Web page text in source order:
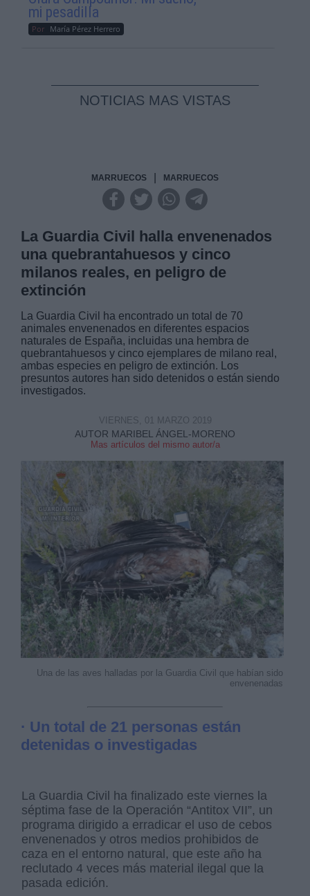
mi pesadilla
Por María Pérez Herrero
NOTICIAS MAS VISTAS
MARRUECOS MARRUECOS
La Guardia Civil halla envenenados
una quebrantahuesos y cinco
milanos reales, en peligro de
extinción
La Guardia Civil ha encontrado un total de 70
animales envenenados en diferentes espacios
naturales de España, incluidas una hembra de
quebrantahuesos y cinco ejemplares de milano real,
ambas especies en peligro de extinción. Los
presuntos autores han sido detenidos o están siendo
investigados.
AUTOR MARIBEL ÁNGEL-MORENO
Mas artículos del mismo autor/a
VIERNES, 01 MARZO 2019
Una de las aves halladas por la Guardia Civil que habían sido
envenenadas
· Un total de 21 personas están
detenidas o investigadas
La Guardia Civil ha finalizado este viernes la
séptima fase de la Operación “Antitox VII”, un
programa dirigido a erradicar el uso de cebos
envenenados y otros medios prohibidos de
caza en el entorno natural, que este año ha
reclutado 4 veces más material ilegal que la
pasada edición.